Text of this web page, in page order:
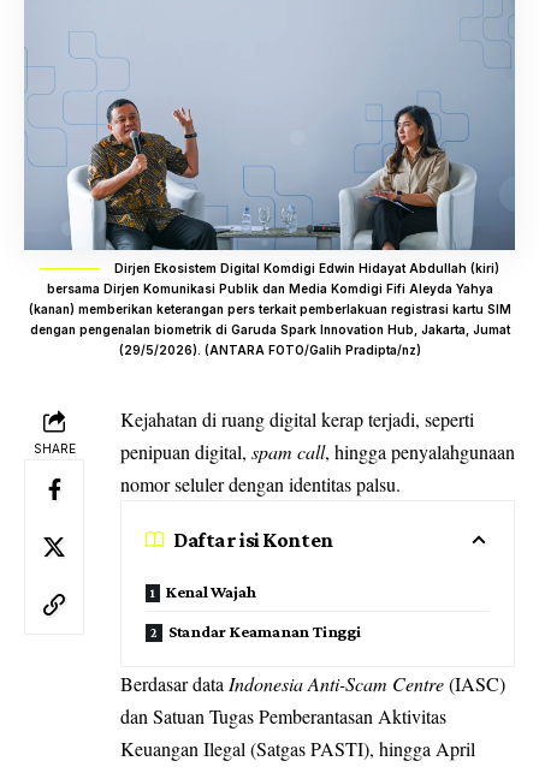
Dirjen Ekosistem Digital Komdigi Edwin Hidayat Abdullah (kiri)
bersama Dirjen Komunikasi Publik dan Media Komdigi Fifi Aleyda Yahya
(kanan) memberikan keterangan pers terkait pemberlakuan registrasi kartu SIM
dengan pengenalan biometrik di Garuda Spark Innovation Hub, Jakarta, Jumat
(29/5/2026). (ANTARA FOTO/Galih Pradipta/nz)
SHARE
Kejahatan di ruang digital kerap terjadi, seperti
penipuan digital, spam call, hingga penyalahgunaan
nomor seluler dengan identitas palsu.
Daftar isi Konten
Kenal Wajah
Standar Keamanan Tinggi
Berdasar data Indonesia Anti-Scam Centre(IASC)
dan Satuan Tugas Pemberantasan Aktivitas
Keuangan Ilegal (Satgas PASTI), hingga April